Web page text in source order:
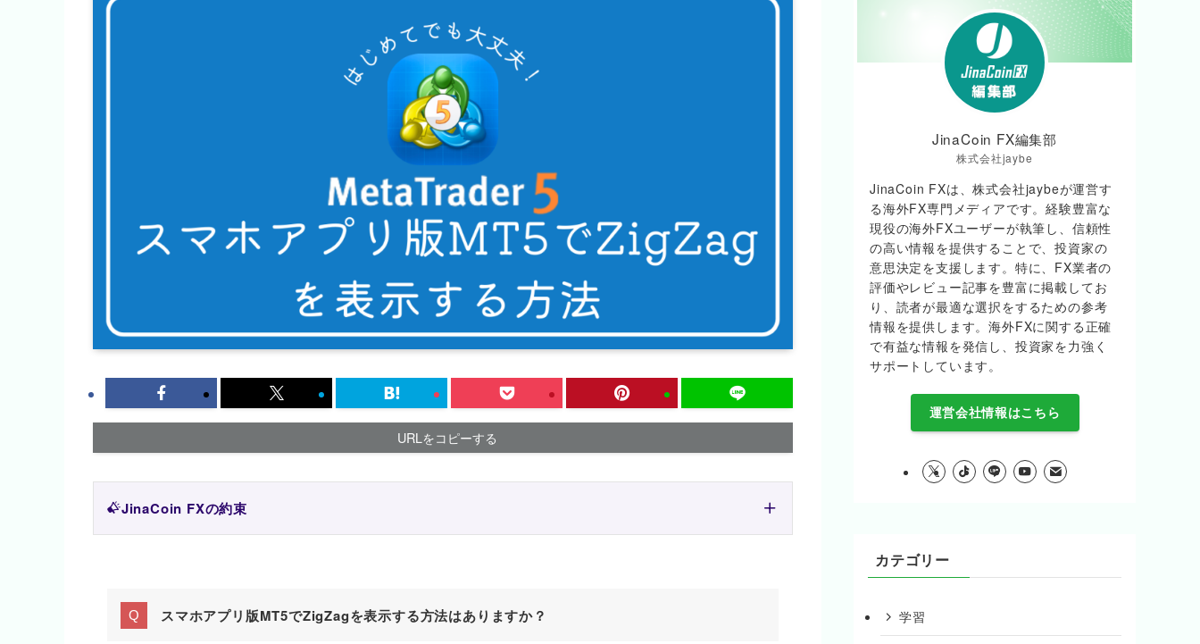
URLをコピーする
JinaCoin FXの約束
スマホアプリ版MT5でZigZagを表示する方法はありますか？
JinaCoin FX編集部
株式会社jaybe
JinaCoin FXは、株式会社jaybeが運営す
る海外FX専門メディアです。経験豊富な
現役の海外FXユーザーが執筆し、信頼性
の高い情報を提供することで、投資家の
意思決定を支援します。特に、FX業者の
評価やレビュー記事を豊富に掲載してお
り、読者が最適な選択をするための参考
情報を提供します。海外FXに関する正確
で有益な情報を発信し、投資家を力強く
サポートしています。
運営会社情報はこちら
カテゴリー
学習